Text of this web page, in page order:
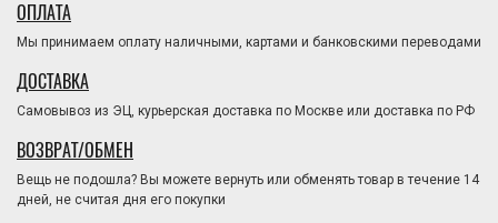
ОПЛАТА
Мы принимаем оплату наличными, картами и банковскими переводами
ДОСТАВКА
Самовывоз из ЭЦ, курьерская доставка по Москве или доставка по РФ
ВОЗВРАТ/ОБМЕН
Вещь не подошла? Вы можете вернуть или обменять товар в течение 14
дней, не считая дня его покупки